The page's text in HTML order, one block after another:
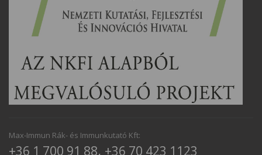
Max-Immun Rák- és Immunkutató Kft:
+36 1 700 91 88, +36 70 423 1123